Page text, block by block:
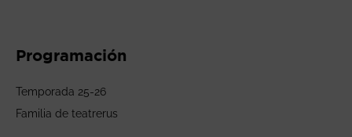
Programación
Temporada 25-26
Familia de teatrerus